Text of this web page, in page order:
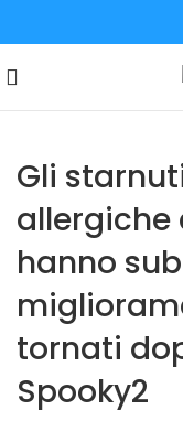
Gli
allergiche
hanno
tornati
Spooky2